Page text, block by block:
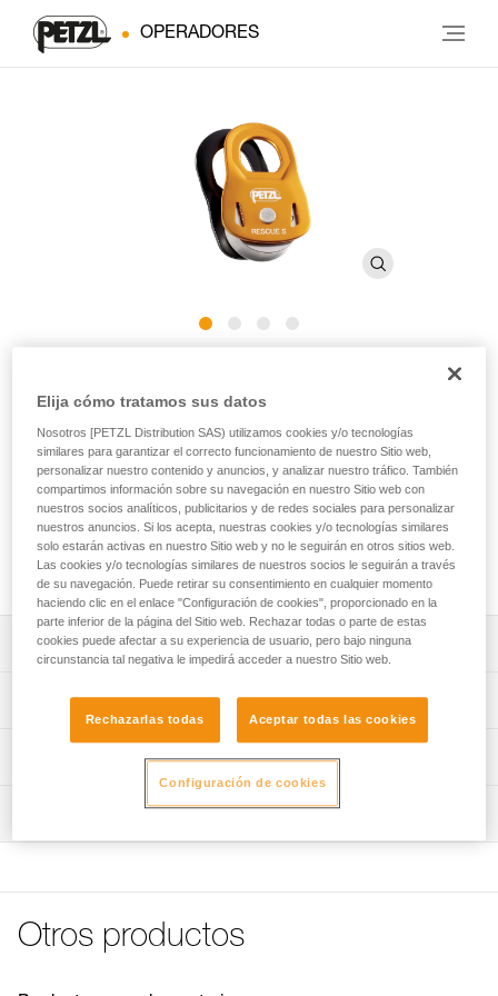
OPERADORES
Polea ligera y ultracompacta de alto rendimiento
La polea RESCUE S está destinada a los profesionales de
los trabajos en altura, así como a la colocación de un
sistema de rescate. Ultracompacta y ligera con un alto
rendimiento, está diseñada para la manipulación de cargas
intermedias.
Descripción
- Alto rendimiento asegurado por la roldana montada en
- Ultracompacta y ligera, ideal para utilizaciones
cotidianas durante los trabajos en altura y de rescate.
Colocación rápida y fácil de la cuerda gracias a las placas
Características técnicas
Compatibilidad de la cuerda: 6 a 11 mm
Diámetro de la roldana: 25 mm
Rodamiento de bolas: sí
Rendimiento: 91 %
Peso: 52 g
Información técnica
FAQ
Descargar el pdf verif-EPI-poulies-suivi-ES
Otros productos
Elija cómo tratamos sus datos
Nosotros [PETZL Distribution SAS) utilizamos cookies y/o tecnologías
similares para garantizar el correcto funcionamiento de nuestro Sitio web,
personalizar nuestro contenido y anuncios, y analizar nuestro tráfico. También
compartimos información sobre su navegación en nuestro Sitio web con
nuestros socios analíticos, publicitarios y de redes sociales para personalizar
nuestros anuncios. Si los acepta, nuestras cookies y/o tecnologías similares
solo estarán activas en nuestro Sitio web y no le seguirán en otros sitios web.
Las cookies y/o tecnologías similares de nuestros socios le seguirán a través
de su navegación. Puede retirar su consentimiento en cualquier momento
haciendo clic en el enlace "Configuración de cookies", proporcionado en la
parte inferior de la página del Sitio web. Rechazar todas o parte de estas
cookies puede afectar a su experiencia de usuario, pero bajo ninguna
circunstancia tal negativa le impedirá acceder a nuestro Sitio web.
Rechazarlas todas Aceptar todas las cookies
Configuración de cookies